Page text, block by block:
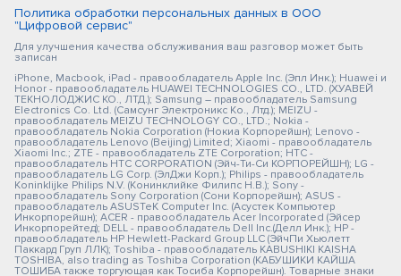
Политика обработки персональных данных в ООО
"Цифровой сервис"
Для улучшения качества обслуживания ваш разговор может быть
записан
iPhone, Macbook, iPad - правообладатель Apple Inc. (Эпл Инк.); Huawei и
Honor - правообладатель HUAWEI TECHNOLOGIES CO., LTD. (ХУАВЕЙ
ТЕКНОЛОДЖИС КО., ЛТД.); Samsung – правообладатель Samsung
Electronics Co. Ltd. (Самсунг Электроникс Ко., Лтд.); MEIZU -
правообладатель MEIZU TECHNOLOGY CO., LTD.; Nokia -
правообладатель Nokia Corporation (Нокиа Корпорейшн); Lenovo -
правообладатель Lenovo (Beijing) Limited; Xiaomi - правообладатель
Xiaomi Inc.; ZTE - правообладатель ZTE Corporation; HTC -
правообладатель HTC CORPORATION (Эйч-Ти-Си КОРПОРЕЙШН); LG -
правообладатель LG Corp. (ЭлДжи Корп.); Philips - правообладатель
Koninklijke Philips N.V. (Конинклийке Филипс Н.В.); Sony -
правообладатель Sony Corporation (Сони Корпорейшн); ASUS -
правообладатель ASUSTeK Computer Inc. (Асустек Компьютер
Инкорпорейшн); ACER - правообладатель Acer Incorporated (Эйсер
Инкорпорейтед); DELL - правообладатель Dell Inc.(Делл Инк.); HP -
правообладатель HP Hewlett-Packard Group LLC (ЭйчПи Хьюлетт
Паккард Груп ЛЛК); Toshiba - правообладатель KABUSHIKI KAISHA
TOSHIBA, also trading as Toshiba Corporation (КАБУШИКИ КАЙША
ТОШИБА также торгующая как Тосиба Корпорейшн). Товарные знаки